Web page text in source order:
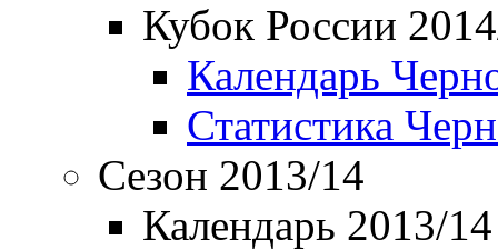
Кубок России
Календарь
Статистика
Сезон 2013/14
Календарь 2013/14